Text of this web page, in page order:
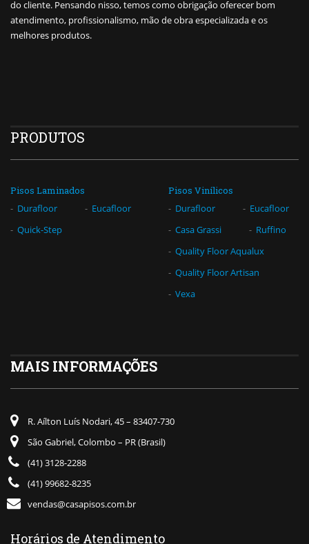
do cliente. Pensando nisso, temos como obrigação oferecer bom
atendimento, profissionalismo, mão de obra especializada e os
melhores produtos.
PRODUTOS
Pisos Laminados
Durafloor
Eucafloor
Quick-Step
Pisos Vinílicos
Durafloor
Eucafloor
Casa Grassi
Ruffino
Quality Floor Aqualux
Quality Floor Artisan
Vexa
MAIS INFORMAÇÕES
R. Aílton Luís Nodari, 45 – 83407-730
São Gabriel, Colombo – PR (Brasil)
(41) 3128-2288
(41) 99682-8235
vendas@casapisos.com.br
Horários de Atendimento